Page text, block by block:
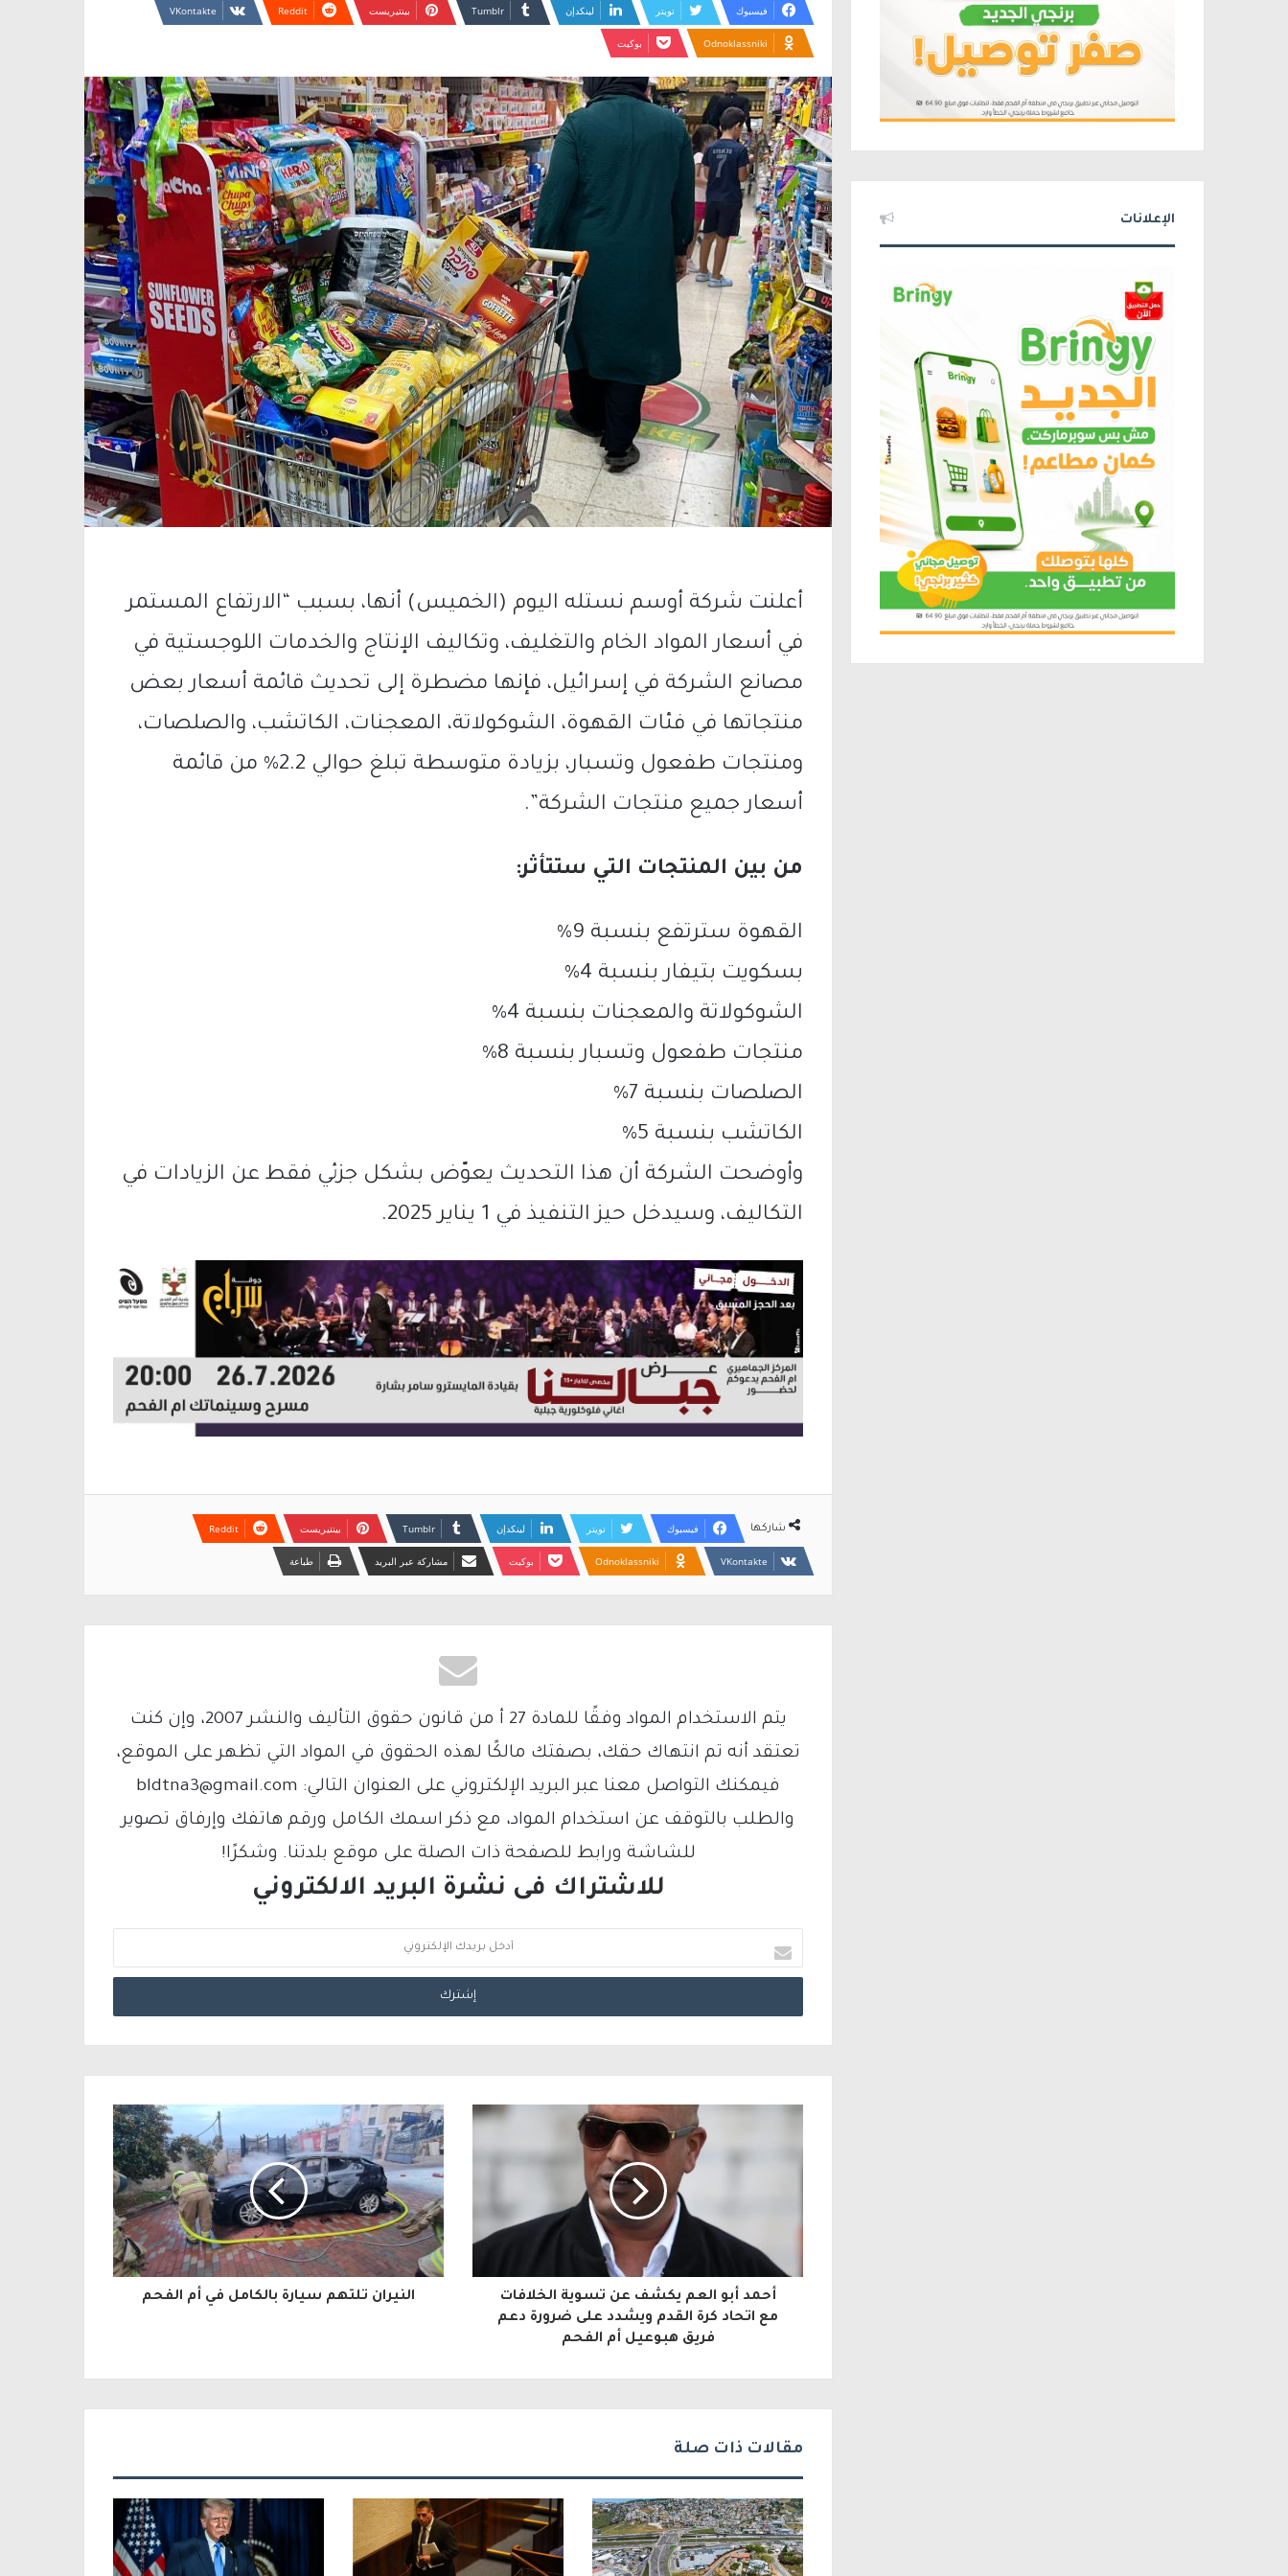
فيسبوك تويتر لينكدإن بينتيريست
Odnoklassniki بوكيت
أعلنت شركة أوسم نستله اليوم (الخميس) أنها، بسبب “الارتفاع المستمر
في أسعار المواد الخام والتغليف، وتكاليف الإنتاج والخدمات اللوجستية في
مصانع الشركة في إسرائيل، فإنها مضطرة إلى تحديث قائمة أسعار بعض
منتجاتها في فئات القهوة، الشوكولاتة، المعجنات، الكاتشب، والصلصات،
ومنتجات طفعول وتسبار، بزيادة متوسطة تبلغ حوالي 2.2% من قائمة
أسعار جميع منتجات الشركة”.
من بين المنتجات التي ستتأثر:
القهوة سترتفع بنسبة 9%
بسكويت بتيفار بنسبة 4%
الشوكولاتة والمعجنات بنسبة 4%
منتجات طفعول وتسبار بنسبة 8%
الصلصات بنسبة 7%
الكاتشب بنسبة 5%
وأوضحت الشركة أن هذا التحديث يعوّض بشكل جزئي فقط عن الزيادات في
التكاليف، وسيدخل حيز التنفيذ في 1 يناير 2025.
شاركها فيسبوك تويتر لينكدإن بينتيريست
Odnoklassniki بوكيت مشاركة عبر البريد طباعة
يتم الاستخدام المواد وفقًا للمادة 27 أ من قانون حقوق التأليف والنشر 2007، وإن كنت
تعتقد أنه تم انتهاك حقك، بصفتك مالكًا لهذه الحقوق في المواد التي تظهر على الموقع،
فيمكنك التواصل معنا عبر البريد الإلكتروني على العنوان التالي: bldtna3@gmail.com
والطلب بالتوقف عن استخدام المواد، مع ذكر اسمك الكامل ورقم هاتفك وإرفاق تصوير
للشاشة ورابط للصفحة ذات الصلة على موقع بلدتنا. وشكرًا!
للاشتراك فى نشرة البريد الالكتروني
د
خ
ل
ب
ر
ل
ك
ت
ر
و
ن
ي
أحمد أبو العم يكشف عن تسوية الخلافات
مع اتحاد كرة القدم ويشدد على ضرورة دعم
فريق هبوعيل أم الفحم
النيران تلتهم سيارة بالكامل في أم الفحم
مقالات ذات صلة
الإعلانات